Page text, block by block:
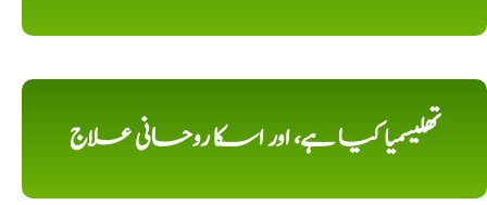
تھلیسمیا کیا ہے، اور اسکا روحانی علاج